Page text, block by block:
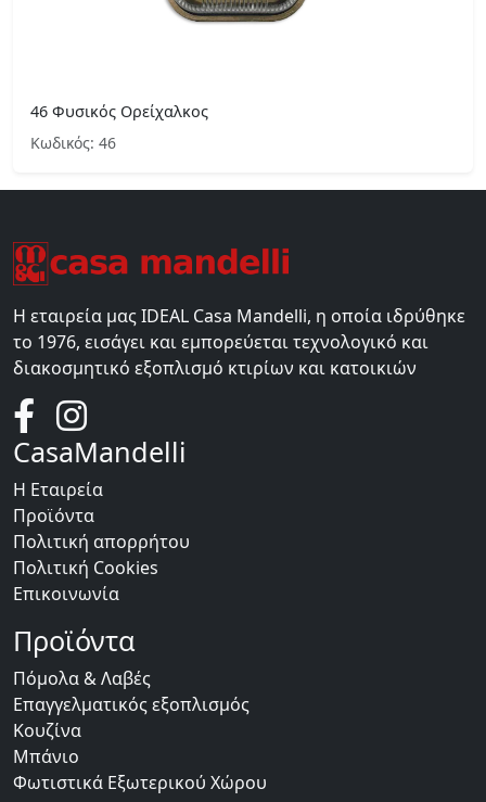
46 Φυσικός Ορείχαλκος
Κωδικός: 46
Η εταιρεία μας IDEAL Casa Mandelli, η οποία ιδρύθηκε
το 1976, εισάγει και εμπορεύεται τεχνολογικό και
διακοσμητικό εξοπλισμό κτιρίων και κατοικιών
CasaMandelli
Η Εταιρεία
Προϊόντα
Πολιτική απορρήτου
Πολιτική Cookies
Επικοινωνία
Προϊόντα
Πόμολα & Λαβές
Επαγγελματικός εξοπλισμός
Κουζίνα
Μπάνιο
Φωτιστικά Εξωτερικού Χώρου